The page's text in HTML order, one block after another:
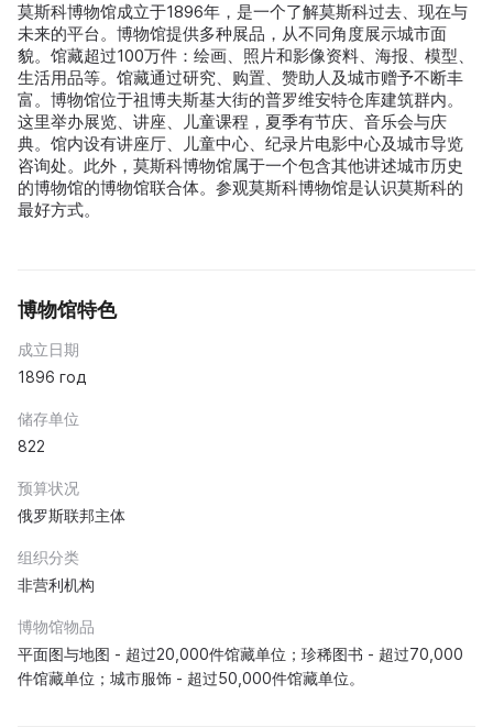
莫斯科博物馆成立于1896年，是一个了解莫斯科过去、现在与
未来的平台。博物馆提供多种展品，从不同角度展示城市面
貌。馆藏超过100万件：绘画、照片和影像资料、海报、模型、
生活用品等。馆藏通过研究、购置、赞助人及城市赠予不断丰
富。博物馆位于祖博夫斯基大街的普罗维安特仓库建筑群内。
这里举办展览、讲座、儿童课程，夏季有节庆、音乐会与庆
典。馆内设有讲座厅、儿童中心、纪录片电影中心及城市导览
咨询处。此外，莫斯科博物馆属于一个包含其他讲述城市历史
的博物馆的博物馆联合体。参观莫斯科博物馆是认识莫斯科的
最好方式。
博物馆特色
成立日期
1896 год
储存单位
822
预算状况
俄罗斯联邦主体
组织分类
非营利机构
博物馆物品
平面图与地图 - 超过20,000件馆藏单位；珍稀图书 - 超过70,000
件馆藏单位；城市服饰 - 超过50,000件馆藏单位。